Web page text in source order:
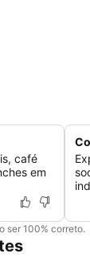
café
em
ser 100% correto.